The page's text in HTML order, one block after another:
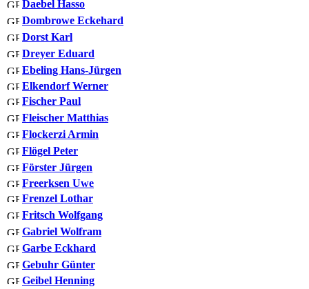
Daebel Hasso
Dombrowe Eckehard
Dorst Karl
Dreyer Eduard
Ebeling Hans-Jürgen
Elkendorf Werner
Fischer Paul
Fleischer Matthias
Flockerzi Armin
Flögel Peter
Förster Jürgen
Freerksen Uwe
Frenzel Lothar
Fritsch Wolfgang
Gabriel Wolfram
Garbe Eckhard
Gebuhr Günter
Geibel Henning